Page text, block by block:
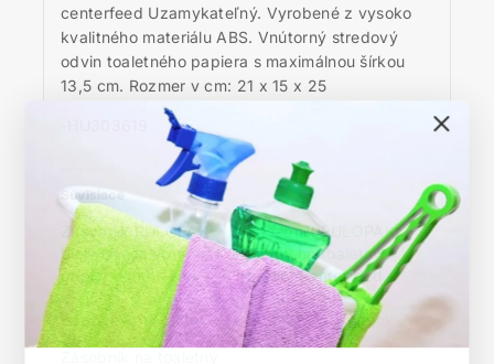
centerfeed Uzamykateľný. Vyrobené z vysoko
kvalitného materiálu ABS. Vnútorný stredový
odvin toaletného papiera s maximálnou šírkou
13,5 cm. Rozmer v cm: 21 x 15 x 25
Súvisiace
Zásobník RULOPAK
biely na toaletný
papier centerfeed
23 júla, 2026
Podobný príspevok
Zásobník RULOPAK
čierny na toaletný
papier centerfeed
23 júla, 2026
Podobný príspevok